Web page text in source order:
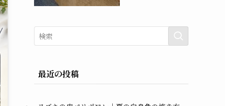
最近の投稿